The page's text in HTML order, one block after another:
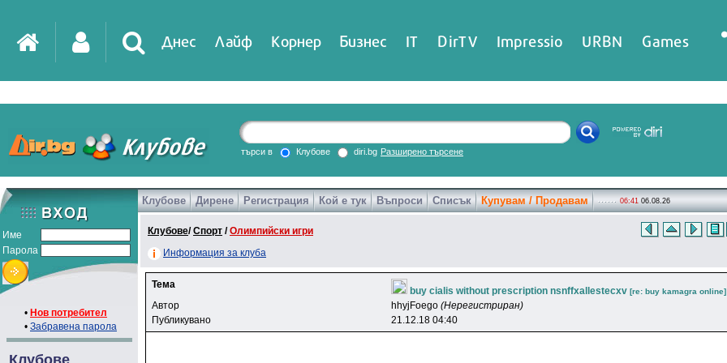
Днес Лайф Корнер Бизнес IT DirTV Impressio URBN Games
търси в Клубове diri.bg Разширено търсене
Име
Парола
• Нов потребител
• Забравена парола
Клубове
Клубове Дирене Регистрация Кой е тук Въпроси Списък Купувам / Продавам 06:41 06.08.26
Клубове/Спорт /Олимпийски игри
Информация за клуба
Тема
buy cialis without prescription nsnffxallestecxv [re: buy kamagra online]
Автор hhyjFoego (Нерегистриран)
Публикувано
21.12.18 04:40